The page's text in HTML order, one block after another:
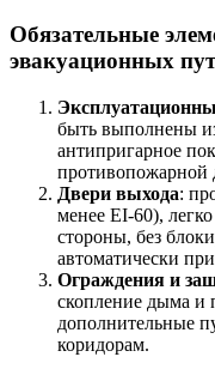
Обязательные
эвакуационных
быть выполнены
антипригарное
противопожарной
Двери выхода:
менее EI-60),
стороны, без
автоматически
Ограждения и
скопление дыма и
дополнительные
коридорам.